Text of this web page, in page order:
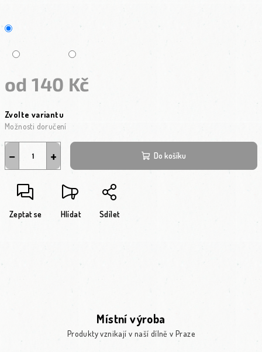
od140 Kč
Měrná cena:
Zvolte variantu
Možnosti doručení
+
− Do košíku
Zeptat se Hlídat Sdílet
Místní výroba
Produkty vznikají v naší dílně v Praze